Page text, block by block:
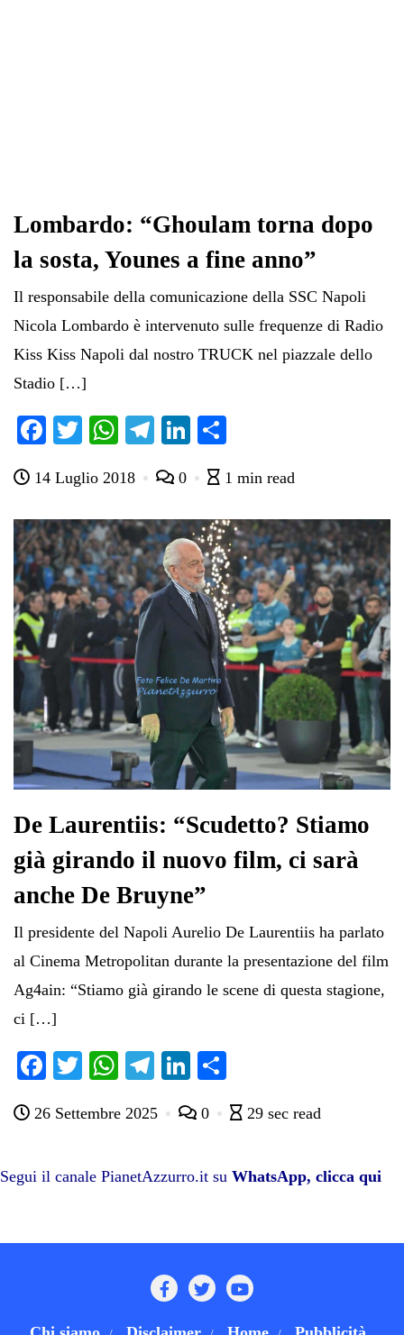
Lombardo: “Ghoulam torna dopo
la sosta, Younes a fine anno”
Il responsabile della comunicazione della SSC Napoli
Nicola Lombardo è intervenuto sulle frequenze di Radio
Kiss Kiss Napoli dal nostro TRUCK nel piazzale dello
Stadio […]
Fa
bo
ok
T
tte
r
W
ts
A
pp
Te
gr
a
m
Li
ed
In
di
vi
di
14 Luglio 2018 0 1 min read
De Laurentiis: “Scudetto? Stiamo
già girando il nuovo film, ci sarà
anche De Bruyne”
Il presidente del Napoli Aurelio De Laurentiis ha parlato
al Cinema Metropolitan durante la presentazione del film
Ag4ain: “Stiamo già girando le scene di questa stagione,
ci […]
Fa
bo
T
tte
W
ts
pp
Te
gr
m
Li
ed
di
di
26 Settembre 2025 0 29 sec read
Segui il canale PianetAzzurro.it su WhatsApp, clicca qui